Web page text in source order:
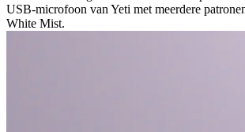
USB-microfoon van Yeti met meerdere
White Mist.